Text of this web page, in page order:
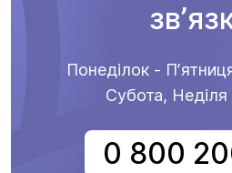
Понеділок -
Субота, Неділя
0 800